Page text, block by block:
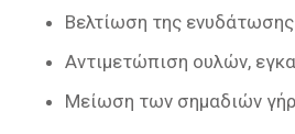
Βελτίωση της
Αντιμετώπιση ουλών,
Μείωση των σημαδιών